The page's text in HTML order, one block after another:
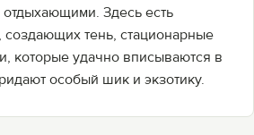
Здесь есть
создающих тень, стационарные
которые удачно вписываются в
особый шик и экзотику.